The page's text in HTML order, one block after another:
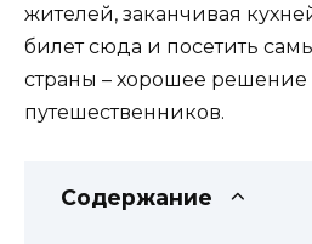
жителей, заканчивая
билет сюда и посетить
страны – хорошее
путешественников.
Содержание